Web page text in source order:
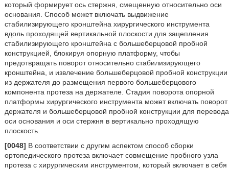
который формирует ось стержня, смещенную относительно оси
основания. Способ может включать выдвижение
стабилизирующего кронштейна хирургического инструмента
вдоль проходящей вертикальной плоскости для зацепления
стабилизирующего кронштейна с большеберцовой пробной
конструкцией, блокируя опорную платформу, чтобы
предотвращать поворот относительно стабилизирующего
кронштейна, и извлечение большеберцовой пробной конструкции
из держателя до размещения первого большеберцового
компонента протеза на держателе. Стадия поворота опорной
платформы хирургического инструмента может включать поворот
держателя и большеберцовой пробной конструкции для перевода
оси основания и оси стержня в вертикально проходящую
плоскость.
[0048] В соответствии с другим аспектом способ сборки
ортопедического протеза включает совмещение пробного узла
протеза с хирургическим инструментом, который включает в себя